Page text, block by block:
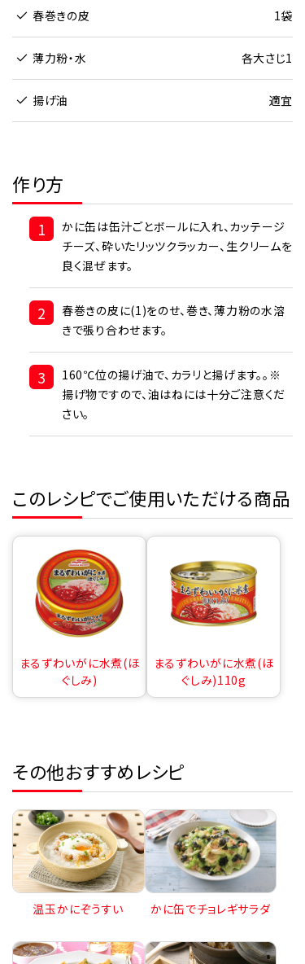
春巻きの皮 1袋
薄力粉・水 各大さじ1
揚げ油 適宜
作り方
1
かに缶は缶汁ごとボールに入れ、カッテージ
チーズ、砕いたリッツクラッカー、生クリームを
良く混ぜます。
2
春巻きの皮に(1)をのせ、巻き、薄力粉の水溶
きで張り合わせます。
3
160℃位の揚げ油で、カラリと揚げます。。※
揚げ物ですので、油はねには十分ご注意くだ
さい。
このレシピでご使用いただける商品
まるずわいがに水煮(ほ
ぐしみ)
まるずわいがに水煮(ほ
ぐしみ)110g
その他おすすめレシピ
温玉かにぞうすい かに缶でチョレギサラダ